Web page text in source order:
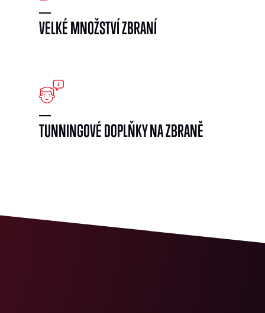
VELKÉ MNOŽSTVÍ ZBRANÍ
TUNNINGOVÉ DOPLŇKY NA ZBRANĚ